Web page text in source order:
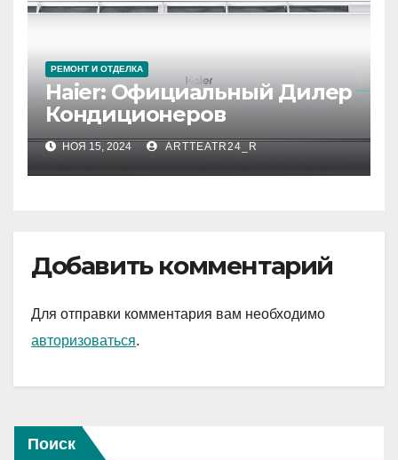
РЕМОНТ И ОТДЕЛКА
Haier: Официальный Дилер
Кондиционеров
НОЯ 15, 2024 ARTTEATR24_R
Добавить комментарий
Для отправки комментария вам необходимо
авторизоваться.
Поиск